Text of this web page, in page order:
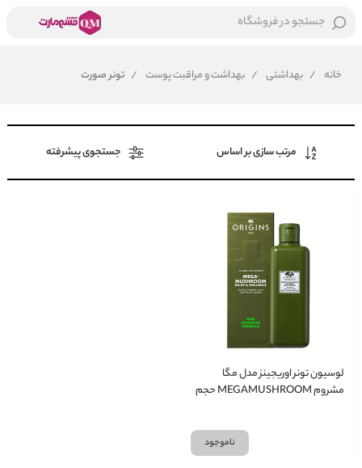
جستجو در فروشگاه
خانه / بهداشتی / بهداشت و مراقبت پوست / تونر صورت
مرتب سازی بر اساس جستجوی پیشرفته
لوسیون تونر اوریجینز مدل مگا
مشروم MEGAMUSHROOM حجم
ناموجود